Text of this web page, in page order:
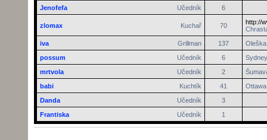
Učedník
Jenofefa 6
Kuchař
zlomax 70
http://
Grillman
iva 137
Učedník
possum 6
Sydney
Učedník
mrtvola 2
Kuchtík
babi 41
Ottawa
Učedník
Danda
3
Učedník
Frantiska 1